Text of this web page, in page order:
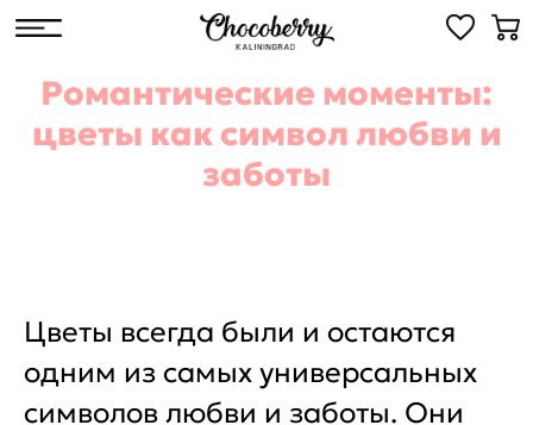
Романтические моменты:
цветы как символ любви и
заботы
Цветы всегда были и остаются
одним из самых универсальных
символов любви и заботы. Они